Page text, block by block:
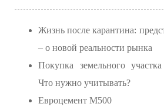
Жизнь после карантина:
– о новой реальности рынка
Покупка земельного
Что нужно учитывать?
Евроцемент М500